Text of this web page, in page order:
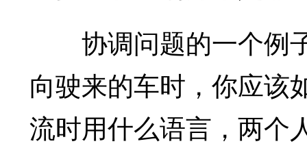
协调问题的一个例
向驶来的车时，你应该
流时用什么语言，两个